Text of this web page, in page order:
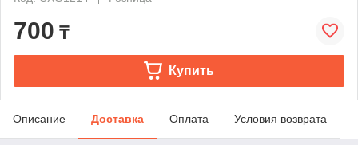
700 ₸
Купить
Описание Доставка Оплата Условия возврата